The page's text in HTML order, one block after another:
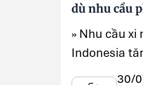
dù nhu cầu
» Nhu cầu xi
Indonesia
nửa đầu30/